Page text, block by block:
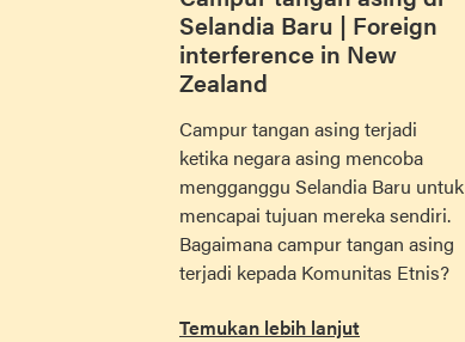
Selandia Baru | Foreign
interference in New
Zealand
Campur tangan asing terjadi
ketika negara asing mencoba
mengganggu Selandia Baru untuk
mencapai tujuan mereka sendiri.
Bagaimana campur tangan asing
terjadi kepada Komunitas Etnis?
Temukan lebih lanjut